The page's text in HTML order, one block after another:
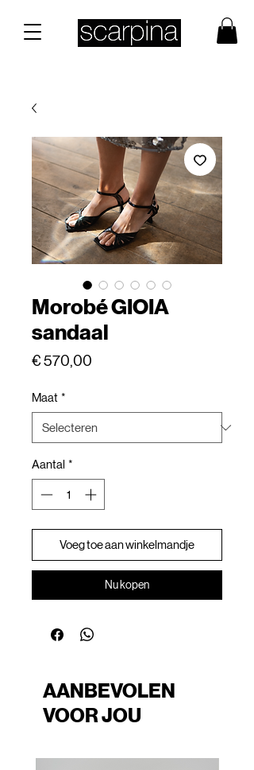
Morobé GIOIA
sandaal
€ 570,00
Maat *
Aantal *
Voeg toe aan winkelmandje
Nu kopen
AANBEVOLEN
VOOR JOU